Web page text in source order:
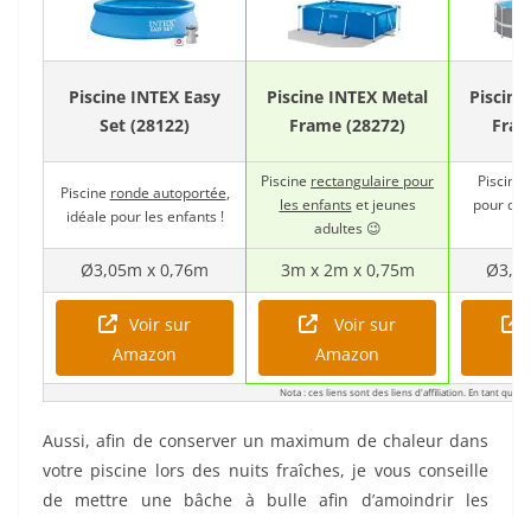
Piscine INTEX Easy
Set (28122)
Piscine INTEX Metal
Frame (28272)
Piscine ronde autoportée,
idéale pour les enfants !
Piscine rectangulaire pour
les enfantset jeunes
adultes 😉
Piscine
pour de
Ø3,05m x 0,76m 3m x 2m x 0,75m
Voir sur
Amazon
Voir sur
Amazon
Nota : ces liens sont des liens d'affiliation. En tant que
Aussi, afin de conserver un maximum de chaleur dans
votre piscine lors des nuits fraîches, je vous conseille
de mettre une bâche à bulle afin d’amoindrir les